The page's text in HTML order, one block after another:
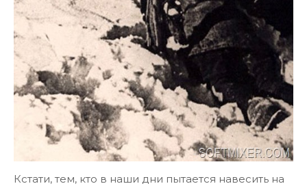
Кстати, тем, кто в наши дни пытается навесить на